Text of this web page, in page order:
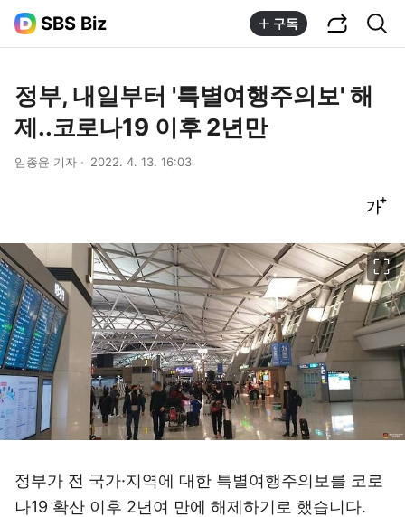
SBS Biz 구독
정부, 내일부터 '특별여행주의보' 해
제..코로나19 이후 2년만
임종윤 기자 2022. 4. 13. 16:03
정부가 전 국가·지역에 대한 특별여행주의보를 코로
나19 확산 이후 2년여 만에 해제하기로 했습니다.